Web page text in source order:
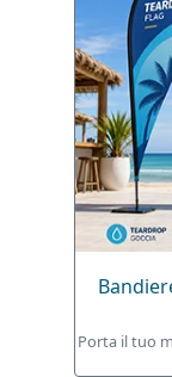
Porta il tuo